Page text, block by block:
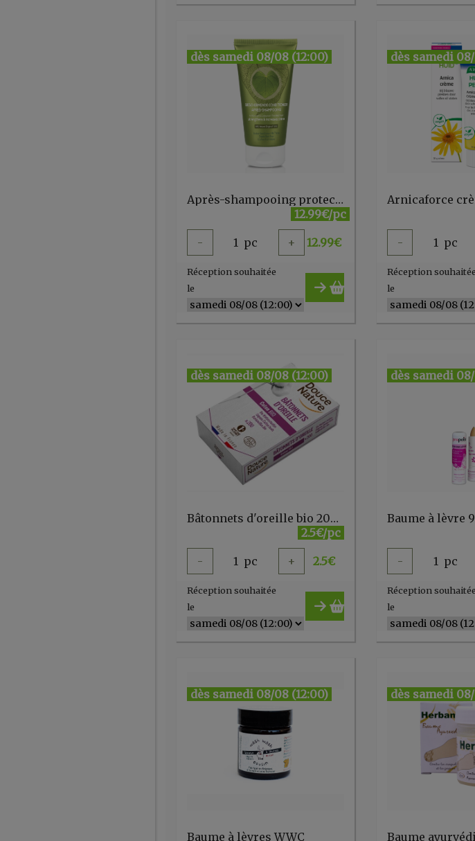
dès samedi 08/08 (12:00)
Après-shampooing protecteur 150ml Naturtint
12.99€/pc
- 1 pc + 12.99€
Réception souhaitée
le
dès samedi
- 1 pc
Réception souhaitée
le
dès samedi 08/08 (12:00)
Bâtonnets d'oreille bio 200pc Douce Nature
2.5€/pc
- 1 pc + 2.5€
Réception souhaitée
le
dès samedi
- 1 pc
Réception souhaitée
le
dès samedi 08/08 (12:00)
Baume à lèvres WWC
dès samedi